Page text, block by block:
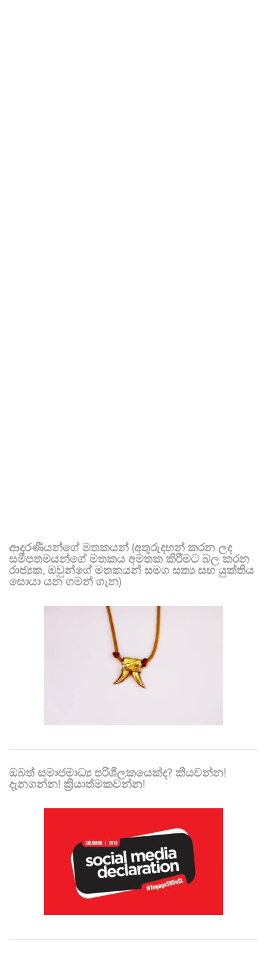
ආදරණීයන්ගේ මතකයන් (අතුරුදහන් කරන ලද
සමීපතමයන්ගේ මතකය අමතක කිරීමට බල කරන
රාජ්‍යක, ඔවුන්ගේ මතකයන් සමග සත්‍ය සහ යුක්තිය
සොයා යන ගමන් ගැන)
ඔබත් සමාජමාධ්‍ය පරිශීලකයෙක්ද? කියවන්න!
දැනගන්න! ක්‍රියාත්මකවන්න!